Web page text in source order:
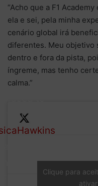
“Acho que a F1
ela e sei, pela minha
cenário global irá
diferentes. Meu objetivo
dentro e fora da pista,
íngreme, mas tenho
calma.”
that
provide
and
Clique para